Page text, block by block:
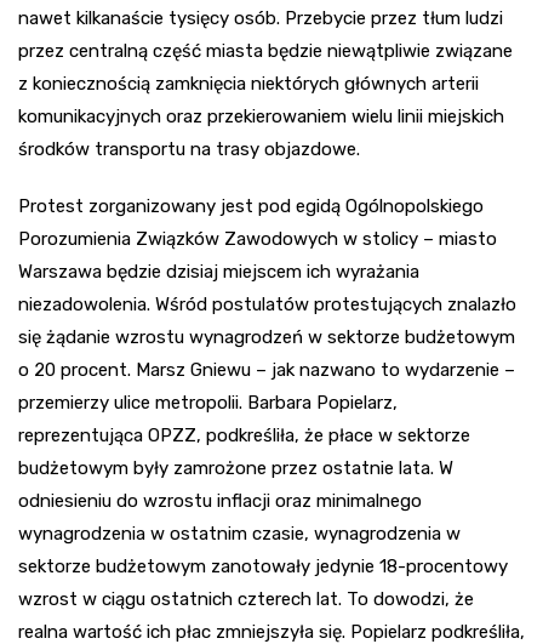
nawet kilkanaście tysięcy osób. Przebycie przez tłum ludzi
przez centralną część miasta będzie niewątpliwie związane
z koniecznością zamknięcia niektórych głównych arterii
komunikacyjnych oraz przekierowaniem wielu linii miejskich
środków transportu na trasy objazdowe.
Protest zorganizowany jest pod egidą Ogólnopolskiego
Porozumienia Związków Zawodowych w stolicy – miasto
Warszawa będzie dzisiaj miejscem ich wyrażania
niezadowolenia. Wśród postulatów protestujących znalazło
się żądanie wzrostu wynagrodzeń w sektorze budżetowym
o 20 procent. Marsz Gniewu – jak nazwano to wydarzenie –
przemierzy ulice metropolii. Barbara Popielarz,
reprezentująca OPZZ, podkreśliła, że płace w sektorze
budżetowym były zamrożone przez ostatnie lata. W
odniesieniu do wzrostu inflacji oraz minimalnego
wynagrodzenia w ostatnim czasie, wynagrodzenia w
sektorze budżetowym zanotowały jedynie 18-procentowy
wzrost w ciągu ostatnich czterech lat. To dowodzi, że
realna wartość ich płac zmniejszyła się. Popielarz podkreśliła,